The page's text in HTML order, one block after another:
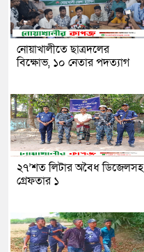
নোয়াখালীতে ছাত্রদলের
বিক্ষোভ, ১০ নেতার পদত্যাগ
২৭’শত লিটার অবৈধ ডিজেলসহ
গ্রেফতার ১